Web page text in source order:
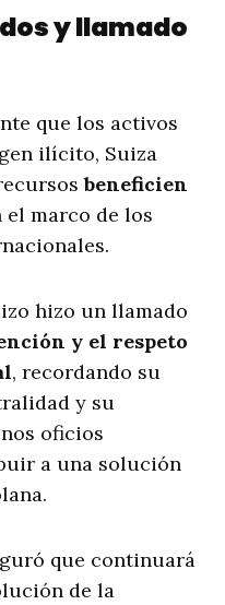
y llamado
que los activos
ilícito, Suiza
beneficien
el marco de los
hizo un llamado
y el respeto
, recordando su
y su
oficios
a una solución
que continuará
de la